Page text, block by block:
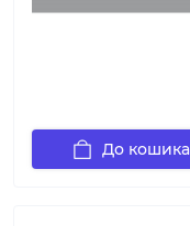
До кошика